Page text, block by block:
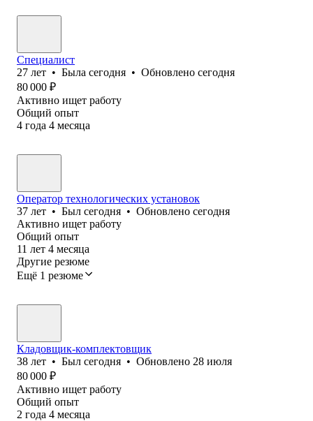
Специалист
27 лет • Была сегодня • Обновлено сегодня
80 000 ₽
Активно ищет работу
Общий опыт
4 года 4 месяца
Оператор технологических установок
37 лет • Был сегодня • Обновлено сегодня
Активно ищет работу
Общий опыт
11 лет 4 месяца
Другие резюме
Ещё 1 резюме
Кладовщик-комплектовщик
38 лет • Был сегодня • Обновлено 28 июля
80 000 ₽
Активно ищет работу
Общий опыт
2 года 4 месяца